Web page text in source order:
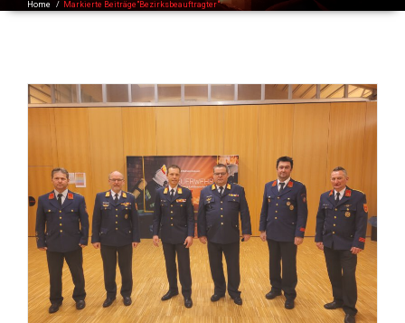
Home / Markierte Beiträge"Bezirksbeauftragter"